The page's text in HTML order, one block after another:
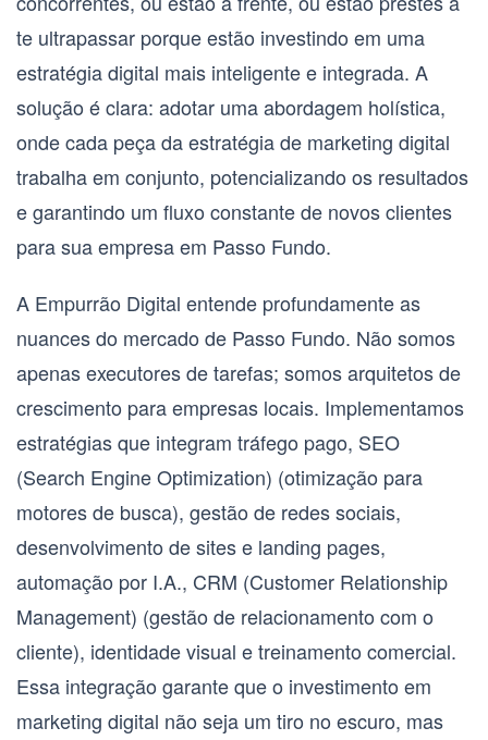
te ultrapassar porque estão investindo em uma
estratégia digital mais inteligente e integrada. A
solução é clara: adotar uma abordagem holística,
onde cada peça da estratégia de marketing digital
trabalha em conjunto, potencializando os resultados
e garantindo um fluxo constante de novos clientes
para sua empresa em Passo Fundo.
A Empurrão Digital entende profundamente as
nuances do mercado de Passo Fundo. Não somos
apenas executores de tarefas; somos arquitetos de
crescimento para empresas locais. Implementamos
estratégias que integram tráfego pago, SEO
(Search Engine Optimization) (otimização para
motores de busca), gestão de redes sociais,
desenvolvimento de sites e landing pages,
automação por I.A., CRM (Customer Relationship
Management) (gestão de relacionamento com o
cliente), identidade visual etreinamento comercial.
Essa integração garante que o investimento em
marketing digital não seja um tiro no escuro, mas